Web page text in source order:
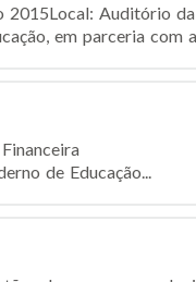
Auditório
em parceria com